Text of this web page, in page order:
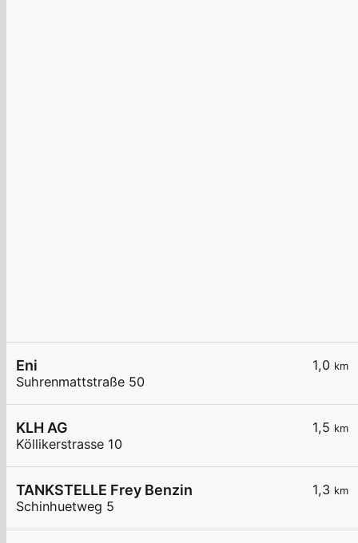
1,0 km
Eni
Suhrenmattstraße 50
1,5 km
KLH AG
Köllikerstrasse 10
1,3 km
TANKSTELLE Frey Benzin
Schinhuetweg 5